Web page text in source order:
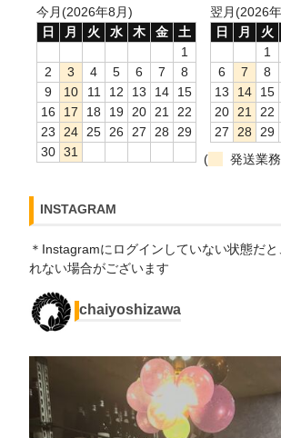
今月(2026年8月)
日
月 火 水 木 金
土
1
2
3 4 5 6 7
8
9
10 11 12 13 14
15
16
17 18 19 20 21 22
23
24 25 26 27 28
29
30 31
翌月(2026
日
月 火
1
6
7 8
13
14 15
20 21 22
27
28 29
(
発送業
INSTAGRAM
＊Instagramにログインしていない状態だ
れない場合がございます
chaiyoshizawa